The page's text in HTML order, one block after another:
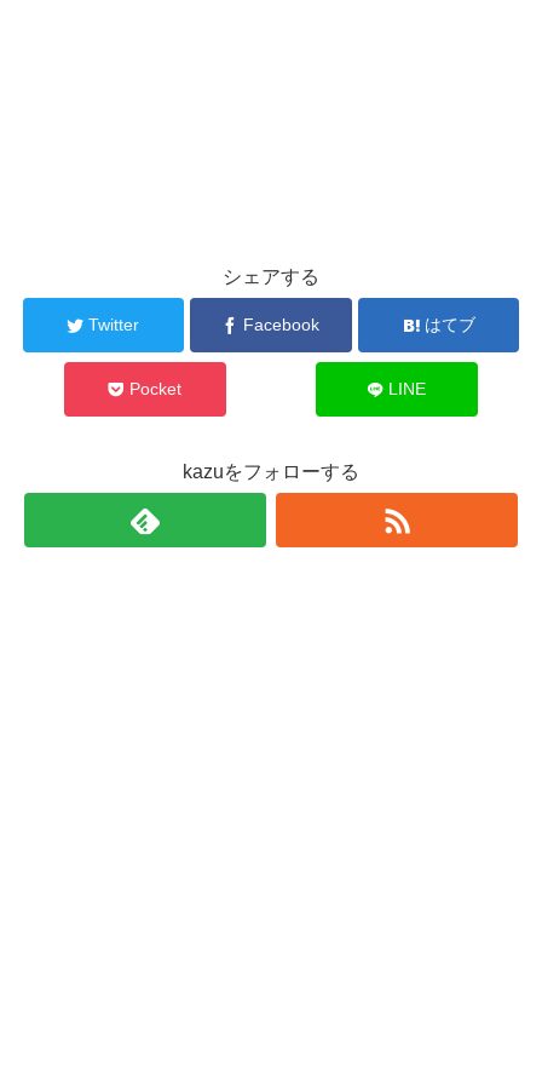
シェアする
Twitter Facebook はてブ
Pocket LINE
kazuをフォローする